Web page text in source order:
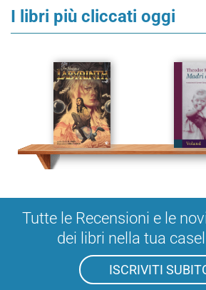
I libri più cliccati oggi
Tutte le Recensioni e le
dei libri nella tua
ISCRIVITI